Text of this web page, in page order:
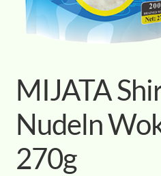
MIJATA
Nudeln
270g